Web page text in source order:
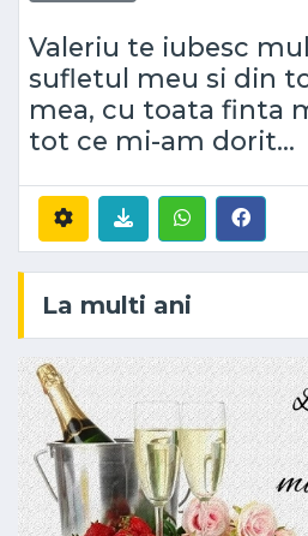
Valeriu te iubesc
sufletul meu si din
mea, cu toata finta
tot ce mi-am dorit...
La multi ani